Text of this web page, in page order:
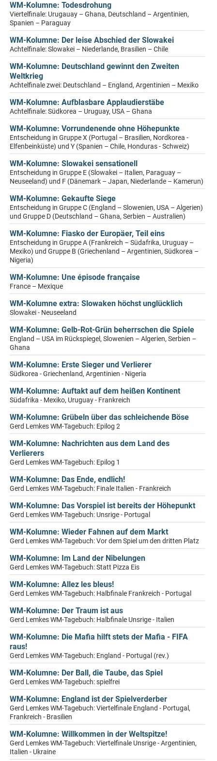
WM-Kolumne: Todesdrohung
Viertelfinale: Urugauay – Ghana, Deutschland – Argentinien,
Spanien – Paraguay
WM-Kolumne: Der leise Abschied der Slowakei
Achtelfinale: Slowakei – Niederlande, Brasilien – Chile
WM-Kolumne: Deutschland gewinnt den Zweiten
Weltkrieg
Achtelfinale zwei: Deutschland – England, Argentinien – Mexiko
WM-Kolumne: Aufblasbare Applaudierstäbe
Achtelfinale: Südkorea – Uruguay, USA – Ghana
WM-Kolumne: Vorrundenende ohne Höhepunkte
Entscheidung in Gruppe X (Portugal – Brasilien, Nordkorea -
Elfenbeinküste) und Y (Spanien – Chile, Honduras - Schweiz)
WM-Kolumne: Slowakei sensationell
Entscheidung in Gruppe E (Slowakei – Italien, Paraguay –
Neuseeland) und F (Dänemark – Japan, Niederlande – Kamerun)
WM-Kolumne: Gekaufte Siege
Entscheidung in Gruppe C (England – Slowenien, USA – Algerien)
und Gruppe D (Deutschland – Ghana, Serbien – Australien)
WM-Kolumne: Fiasko der Europäer, Teil eins
Entscheidung in Gruppe A (Frankreich – Südafrika, Uruguay –
Mexiko) und Gruppe B (Griechenland – Argentinien, Südkorea –
Nigeria)
WM-Kolumne: Une épisode française
France – Mexique
WM-Kolumne extra: Slowaken höchst unglücklich
Slowakei - Neuseeland
WM-Kolumne: Gelb-Rot-Grün beherrschen die Spiele
England – USA im Rückspiegel, Slowenien – Algerien, Serbien –
Ghana
WM-Kolumne: Erste Sieger und Verlierer
Südkorea - Griechenland, Argentinien - Nigeria
WM-Kolumne: Auftakt auf dem heißen Kontinent
Südafrika - Mexiko, Uruguay - Frankreich
WM-Kolumne: Grübeln über das schleichende Böse
Gerd Lemkes WM-Tagebuch: Epilog 2
WM-Kolumne: Nachrichten aus dem Land des
Verlierers
Gerd Lemkes WM-Tagebuch: Epilog 1
WM-Kolumne: Das Ende, endlich!
Gerd Lemkes WM-Tagebuch: Finale Italien - Frankreich
WM-Kolumne: Das Vorspiel ist bereits der Höhepunkt
Gerd Lemkes WM-Tagebuch: Unsrige - Portugal
WM-Kolumne: Wieder Fahnen auf dem Markt
Gerd Lemkes WM-Tagebuch: Vor dem Spiel um den dritten Platz
WM-Kolumne: Im Land der Nibelungen
Gerd Lemkes WM-Tagebuch: Statt Pizza Eis
WM-Kolumne: Allez les bleus!
Gerd Lemkes WM-Tagebuch: Halbfinale Frankreich - Portugal
WM-Kolumne: Der Traum ist aus
Gerd Lemkes WM-Tagebuch: Halbfinale Unsrige - Italien
WM-Kolumne: Die Mafia hilft stets der Mafia - FIFA
raus!
Gerd Lemkes WM-Tagebuch: England - Portugal (rev.)
WM-Kolumne: Der Ball, die Taube, das Spiel
Gerd Lemkes WM-Tagebuch: spielfrei
WM-Kolumne: England ist der Spielverderber
Gerd Lemkes WM-Tagebuch: Viertelfinale England - Portugal,
Frankreich - Brasilien
WM-Kolumne: Willkommen in der Weltspitze!
Gerd Lemkes WM-Tagebuch: Viertelfinale Unsrige - Argentinien,
Italien - Ukraine